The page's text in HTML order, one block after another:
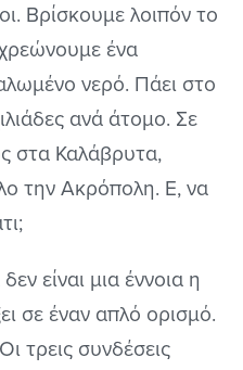
Βρίσκουμε λοιπόν το
ένα
νερό. Πάει στο
ανά άτομο. Σε
στα Καλάβρυτα,
την Ακρόπολη. Ε, να
είναι μια έννοια η
σε έναν απλό ορισμό.
τρεις συνδέσεις